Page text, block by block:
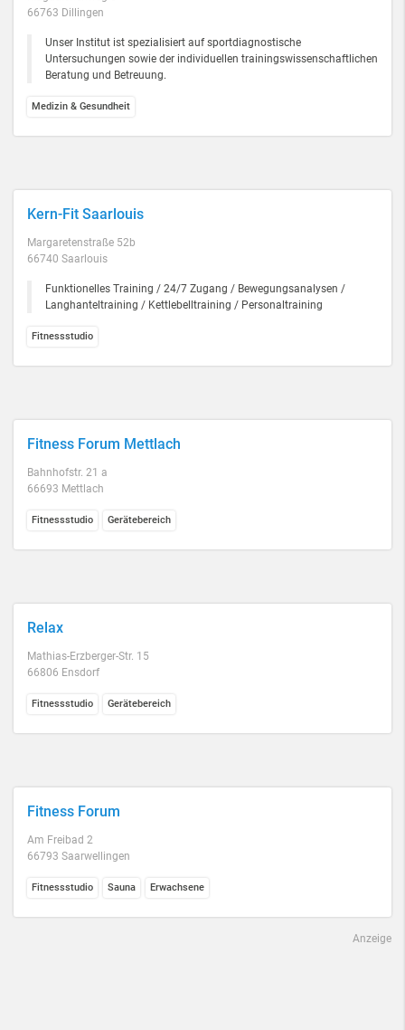
66763 Dillingen
Unser Institut ist spezialisiert auf sportdiagnostische
Untersuchungen sowie der individuellen trainingswissenschaftlichen
Beratung und Betreuung.
Medizin & Gesundheit
Kern-Fit Saarlouis
Margaretenstraße 52b
66740 Saarlouis
Funktionelles Training / 24/7 Zugang / Bewegungsanalysen /
Langhanteltraining / Kettlebelltraining / Personaltraining
Fitnessstudio
Fitness Forum Mettlach
Bahnhofstr. 21 a
66693 Mettlach
Fitnessstudio Gerätebereich
Relax
Mathias-Erzberger-Str. 15
66806 Ensdorf
Fitnessstudio Gerätebereich
Fitness Forum
Am Freibad 2
66793 Saarwellingen
Fitnessstudio Sauna Erwachsene
Anzeige